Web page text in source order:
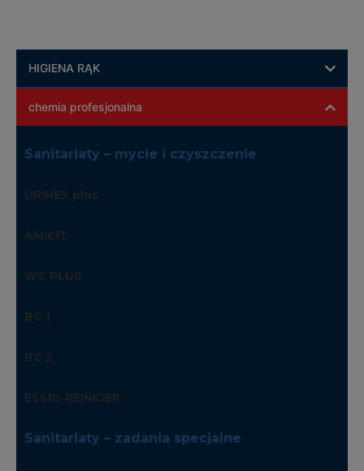
HIGIENA RĄK
chemia profesjonalna
Sanitariaty – mycie i czyszczenie
URINEX plus
AMICIT
WC PLUS
BC 1
BC 2
ESSIG-REINIGER
Sanitariaty – zadania specjalne